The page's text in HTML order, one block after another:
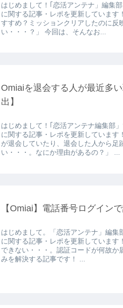
はじめまして！｢恋活アンテナ」編集
に関する記事・レポを更新しています
すすめ？ミッションクリアしたのに反
い・・・？」 今回は、そんなお...
Omiaiを退会する人が最近多
出】
はじめまして！｢恋活アンテナ編集部
に関する記事・レポを更新しています
が退会していたり、退会した人から足
い・・・。なにか理由があるの？」 ...
【Omiai】電話番号ログイン
はじめまして。「恋活アンテナ」編集
に関する記事・レポを更新していま
できない・・・。認証コードが何故か
みを解決する記事です！ ...